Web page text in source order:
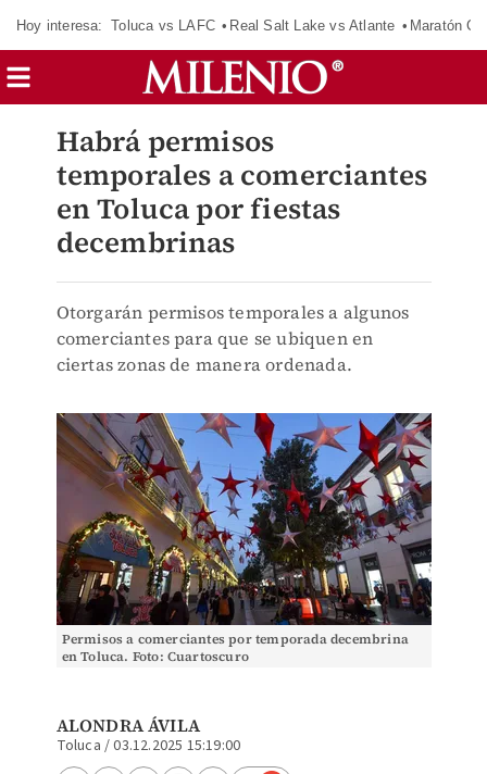
Hoy interesa: Toluca vs LAFC Real Salt Lake vs Atlante Maratón
Habrá permisos
temporales a comerciantes
en Toluca por fiestas
decembrinas
Otorgarán permisos temporales a algunos
comerciantes para que se ubiquen en
ciertas zonas de manera ordenada.
Permisos a comerciantes por temporada decembrina
en Toluca. Foto: Cuartoscuro
ALONDRA ÁVILA
Toluca /03.12.2025 15:19:00